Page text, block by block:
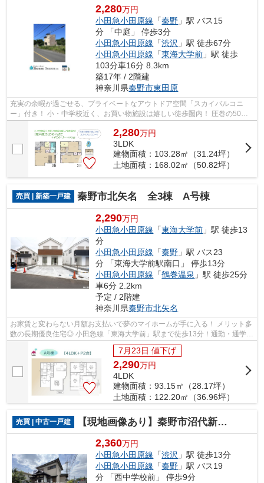
2,280万円
小田急小田原線 「秦野 」駅 バス15
分 「中庭」 停歩3分
小田急小田原線 「渋沢 」駅 徒歩67分
小田急小田原線 「東海大学前 」駅 徒歩
103分車16分 8.3km
築17年 / 2階建
神奈川県秦野市東田原
充実の余暇が過ごせる、プライベートなアウトドア空間「スカイバルコニ
ー」付き！ 小・中学校近く、お買い物施設は嬉しい徒歩圏内！ 圧巻の50坪
超え！ゆとりある敷地内には、お車３台...
2,280万円
3LDK
建物面積：103.28㎡（31.24坪）
土地面積：168.02㎡（50.82坪）
売買 | 新築一戸建 秦野市北矢名 全3棟 A号棟
2,290万円
小田急小田原線 「東海大学前 」駅 徒歩13
分
小田急小田原線 「秦野 」駅 バス23
分 「東海大学前駅南口」 停歩13分
小田急小田原線 「鶴巻温泉 」駅 徒歩25分
車6分 2.2km
予定 / 2階建
神奈川県秦野市北矢名
お家賃と変わらない月額お支払いで夢のマイホームが手に入る！ メリット多
数の長期優良住宅◎ 小田急線「東海大学前」駅まで徒歩13分！通勤・通学に
も便利な立地☆ 詳細は湘南シーズンま...
7月23日 値下げ
2,290万円
4LDK
建物面積：93.15㎡（28.17坪）
土地面積：122.20㎡（36.96坪）
売買 | 中古一戸建 【現地画像あり】秦野市沼代新町 中古戸建 91.59坪
2,360万円
小田急小田原線 「渋沢 」駅 徒歩13分
小田急小田原線 「秦野 」駅 バス19
分 「西中学校前」 停歩9分